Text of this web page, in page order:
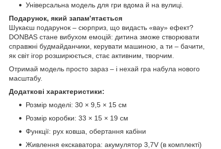
Універсальна модель для гри вдома й на вулиці.
Подарунок, який запам’ятається
Шукаєш подарунок – сюрприз, що видасть «вау» ефект?
DONBAS стане вибухом емоцій: дитина зможе створювати
справжні будмайданчики, керувати машиною, а ти – бачити,
як світ ігор розширюється, стає активним, творчим.
Отримай модель просто зараз – і нехай гра набула нового
масштабу.
Додаткові характеристики:
Розмір моделі: 30 × 9,5 × 15 см
Розмір коробки: 33 × 15 × 19 см
Функції: рух ковша, обертання кабіни
Живлення екскаватора: акумулятор 3,7V (в комплекті)